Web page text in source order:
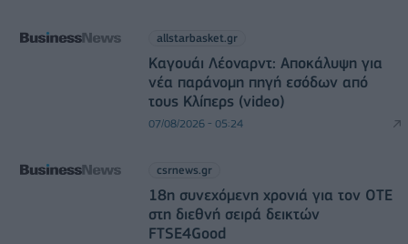
allstarbasket.gr
Καγουάι Λέοναρντ: Αποκάλυψη για
νέα παράνομη πηγή εσόδων από
τους Κλίπερς (video)
07/08/2026 - 05:24
csrnews.gr
18η συνεχόμενη χρονιά για τον ΟΤΕ
στη διεθνή σειρά δεικτών
FTSE4Good